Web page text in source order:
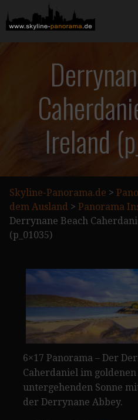
Inhalt
springen
SKYLINE-
Ireland
Skyline-Panorama.de >
dem Ausland > Panorama
Derrynane Beach
(p_01035)
6×17 Panorama – Der
Caherdaniel im
untergehenden Sonne
der Derrynane Abbey.